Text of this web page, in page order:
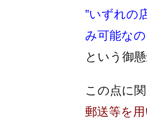
”いずれの
み可能なの
という御
この点に
郵送等を